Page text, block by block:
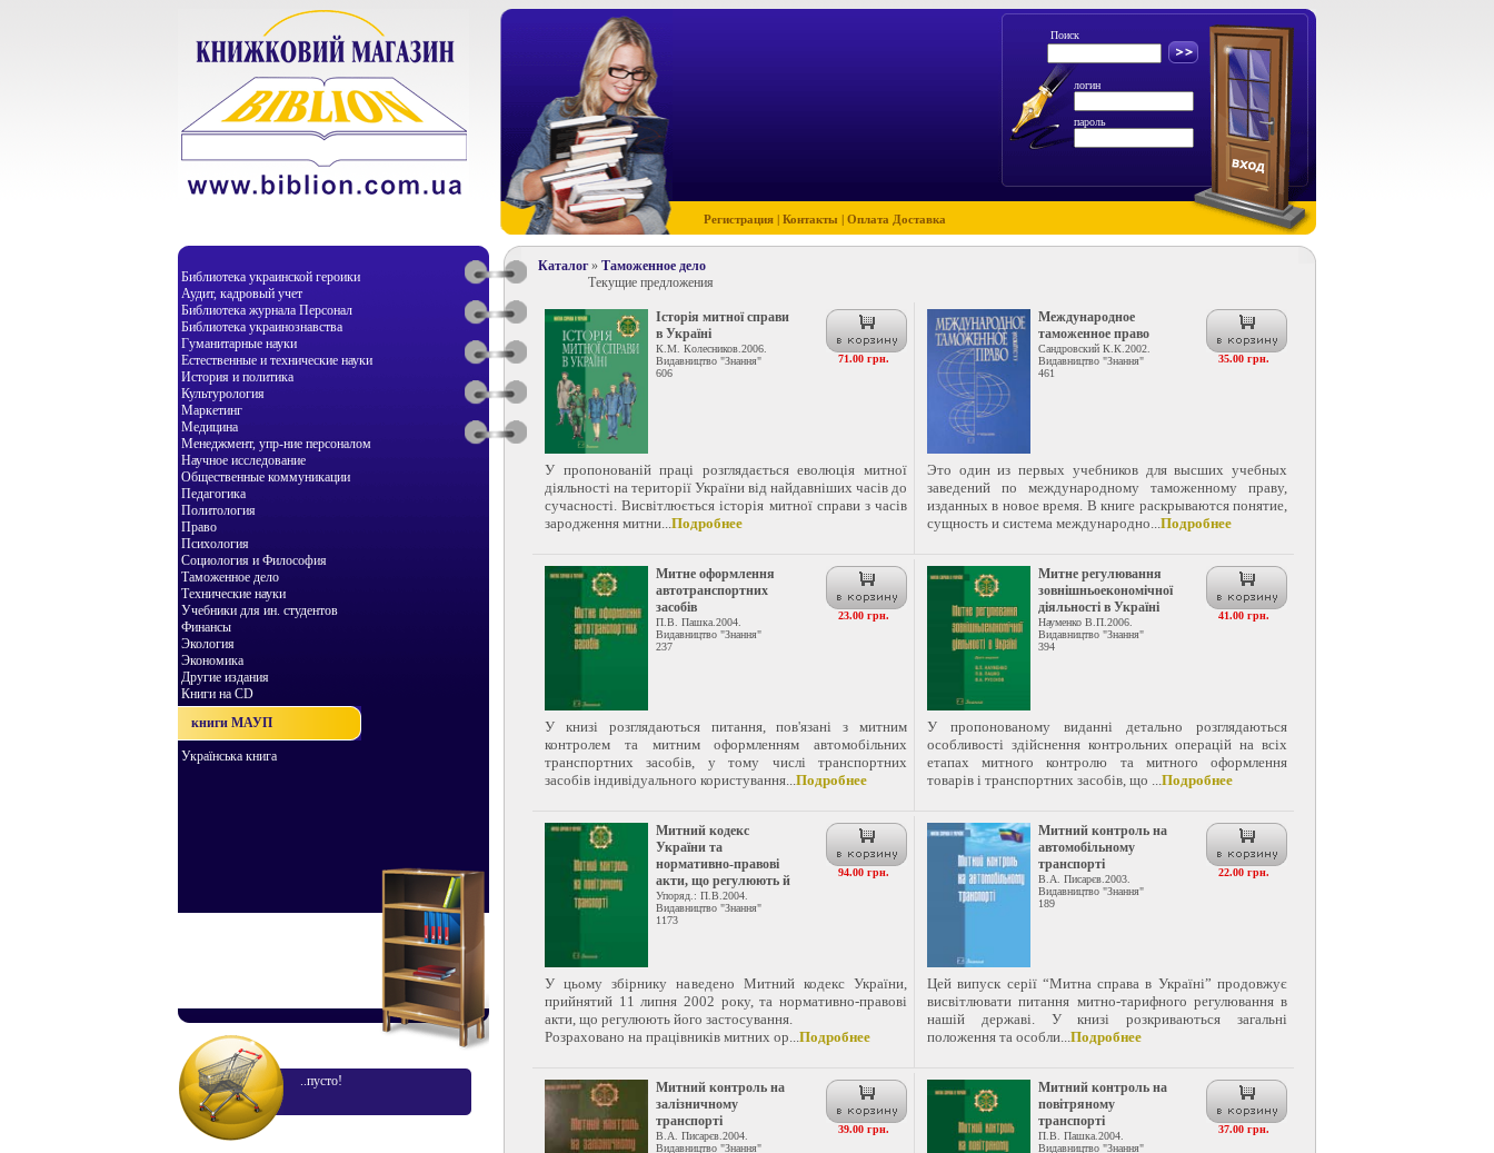
Поиск
логин
пароль
Регистрация | Контакты | Оплата Доставка
Библиотека украинской героики
Аудит, кадровый учет
Библиотека журнала Персонал
Библиотека украинознавства
Гуманитарные науки
Естественные и технические науки
История и политика
Культурология
Маркетинг
Медицина
Менеджмент, упр-ние персоналом
Научное исследование
Общественные коммуникации
Педагогика
Политология
Право
Психология
Социология и Философия
Таможенное дело
Технические науки
Учебники для ин. студентов
Финансы
Экология
Экономика
Другие издания
Книги на CD
книги МАУП
Українська книга
..пусто!
Каталог» Таможенное дело
Текущие предложения
Історія митної справи
в Україні
К.М. Колесников.2006.
Видавництво "Знання"
606
71.00 грн.
У пропонованій праці розглядається еволюція митної
діяльності на території України від найдавніших часів до
сучасності. Висвітлюється історія митної справи з часів
зародження митни...Подробнее
Международное
таможенное право
Сандровский К.К.2002.
Видавництво "Знання"
461
35.00 грн.
Это один из первых учебников для высших учебных
заведений по международному таможенному праву,
изданных в новое время. В книге раскрываются понятие,
сущность и система международно...Подробнее
Митне оформлення
автотранспортних
засобів
П.В. Пашка.2004.
Видавництво "Знання"
237
23.00 грн.
У книзі розглядаються питання, пов'язані з митним
контролем та митним оформленням автомобільних
транспортних засобів, у тому числі транспортних
засобів індивідуального користування...Подробнее
Митне регулювання
зовнішньоекономічної
діяльності в Україні
Науменко В.П.2006.
Видавництво "Знання"
394
41.00 грн.
У пропонованому виданні детально розглядаються
особливості здійснення контрольних операцій на всіх
етапах митного контролю та митного оформлення
товарів і транспортних засобів, що ...Подробнее
Митний кодекс
України та
нормативно-правові
акти, що регулюють й
Упоряд.: П.В.2004.
Видавництво "Знання"
1173
94.00 грн.
У цьому збірнику наведено Митний кодекс України,
прийнятий 11 липня 2002 року, та нормативно-правові
акти, що регулюють його застосування.
Розраховано на працівників митних ор...Подробнее
Митний контроль на
автомобільному
транспорті
В.А. Писарєв.2003.
Видавництво "Знання"
189
22.00 грн.
Цей випуск серії “Митна справа в Україні” продовжує
висвітлювати питання митно-тарифного регулювання в
нашій державі. У книзі розкриваються загальні
положення та особли...Подробнее
Митний контроль на
залізничному
транспорті
В.А. Писарєв.2004.
Видавництво "Знання"
39.00 грн.
Митний контроль на
повітряному
транспорті
П.В. Пашка.2004.
Видавництво "Знання"
37.00 грн.